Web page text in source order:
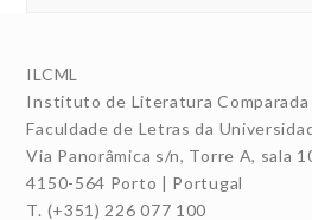
ILCML
Instituto de Literatura Comparada
Faculdade de Letras da
Via Panorâmica s/n, Torre A, sala
4150-564 Porto | Portugal
T. (+351) 226 077 100